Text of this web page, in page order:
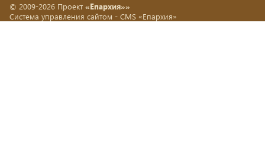
© 2009-2026 Проект «Епархия»»
Система управления сайтом - CMS «Епархия»